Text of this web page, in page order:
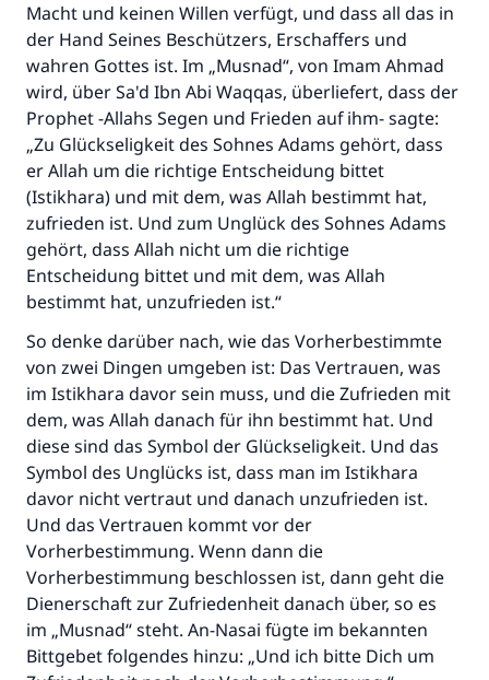
Macht und keinen Willen verfügt, und dass all das in
der Hand Seines Beschützers, Erschaffers und
wahren Gottes ist. Im „Musnad“, von Imam Ahmad
wird, über Sa'd Ibn Abi Waqqas, überliefert, dass der
Prophet -Allahs Segen und Frieden auf ihm- sagte:
„Zu Glückseligkeit des Sohnes Adams gehört, dass
er Allah um die richtige Entscheidung bittet
(Istikhara) und mit dem, was Allah bestimmt hat,
zufrieden ist. Und zum Unglück des Sohnes Adams
gehört, dass Allah nicht um die richtige
Entscheidung bittet und mit dem, was Allah
bestimmt hat, unzufrieden ist.“
So denke darüber nach, wie das Vorherbestimmte
von zwei Dingen umgeben ist: Das Vertrauen, was
im Istikhara davor sein muss, und die Zufrieden mit
dem, was Allah danach für ihn bestimmt hat. Und
diese sind das Symbol der Glückseligkeit. Und das
Symbol des Unglücks ist, dass man im Istikhara
davor nicht vertraut und danach unzufrieden ist.
Und das Vertrauen kommt vor der
Vorherbestimmung. Wenn dann die
Vorherbestimmung beschlossen ist, dann geht die
Dienerschaft zur Zufriedenheit danach über, so es
im „Musnad“ steht. An-Nasai fügte im bekannten
Bittgebet folgendes hinzu: „Und ich bitte Dich um